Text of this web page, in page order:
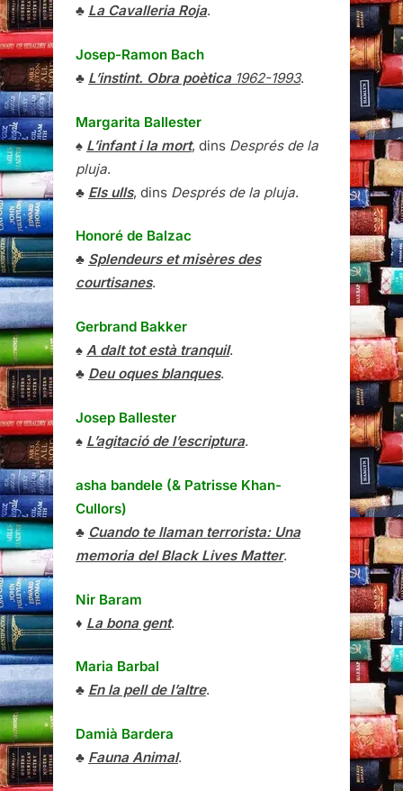
♣ La Cavalleria Roja.
Josep-Ramon Bach
♣ L’instint. Obra poètica1962-1993.
Margarita Ballester
♠ L’infant i la mort, dins Després de la
pluja.
♣ Els ulls, dins Després de la pluja.
Honoré de Balzac
♣ Splendeurs et misères des
courtisanes.
Gerbrand Bakker
♠ A dalt tot està tranquil.
♣ Deu oques blanques.
Josep Ballester
♠ L’agitació de l’escriptura.
asha bandele (& Patrisse Khan-
Cullors)
♣ Cuando te llaman terrorista: Una
memoria del Black Lives Matter.
Nir Baram
♦ La bona gent.
Maria Barbal
♣ En la pell de l’altre.
Damià Bardera
♣ Fauna Animal.